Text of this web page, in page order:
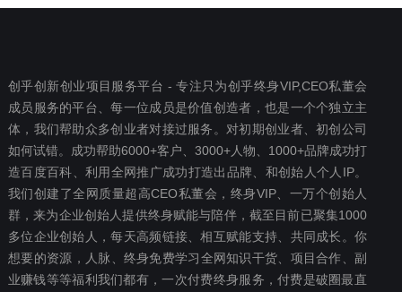
创乎创新创业项目服务平台 - 专注只为创乎终身VIP,CEO私董会
成员服务的平台、每一位成员是价值创造者，也是一个个独立主
体，我们帮助众多创业者对接过服务。对初期创业者、初创公司
如何试错。成功帮助6000+客户、3000+人物、1000+品牌成功打
造百度百科、利用全网推广成功打造出品牌、和创始人个人IP。
我们创建了全网质量超高CEO私董会，终身VIP、一万个创始人
群，来为企业创始人提供终身赋能与陪伴，截至目前已聚集1000
多位企业创始人，每天高频链接、相互赋能支持、共同成长。你
想要‬的资源，人脉、终身免费学习全网知识干货、项目合作、副
业赚钱等等福利我们都‬有，一次付费终‬身服务，付费是破圈最‬直